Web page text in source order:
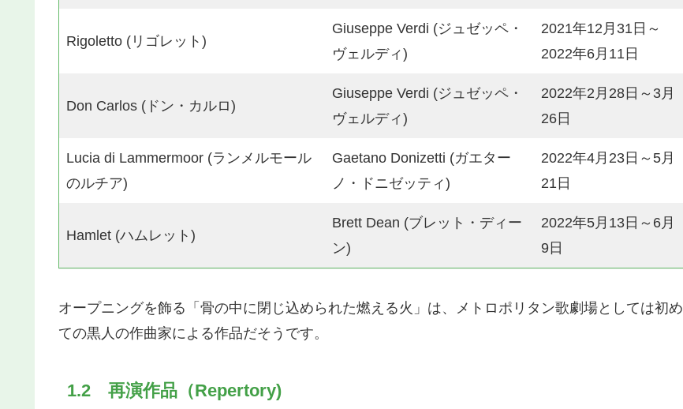
Rigoletto (リゴレット)
Giuseppe Verdi (ジュゼッペ・
ヴェルディ)
2021年12月31日～
2022年6月11日
Don Carlos (ドン・カルロ)
Giuseppe Verdi (ジュゼッペ・
ヴェルディ)
2022年2月28日～3月
26日
Lucia di Lammermoor (ランメルモール
のルチア)
Gaetano Donizetti (ガエター
ノ・ドニゼッティ)
2022年4月23日～5月
21日
Hamlet (ハムレット)
Brett Dean (ブレット・ディー
ン)
2022年5月13日～6月
9日
オープニングを飾る「骨の中に閉じ込められた燃える火」は、メトロポリタン歌劇場としては初め
ての黒人の作曲家による作品だそうです。
1.2 再演作品（Repertory)